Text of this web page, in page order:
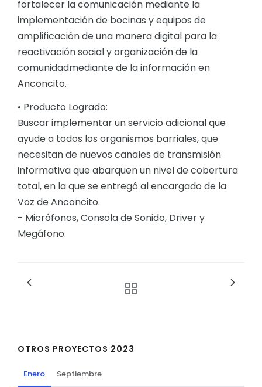
fortalecer la comunicación mediante la
implementación de bocinas y equipos de
amplificación de una manera digital para la
reactivación social y organización de la
comunidadmediante de la información en
Anconcito.
• Producto Logrado:
Buscar implementar un servicio adicional que
ayude a todos los organismos barriales, que
necesitan de nuevos canales de transmisión
informativa que abarquen un nivel de cobertura
total, en la que se entregó al encargado de la
Voz de Anconcito.
- Micrófonos, Consola de Sonido, Driver y
Megáfono.
OTROS PROYECTOS 2023
Enero Septiembre